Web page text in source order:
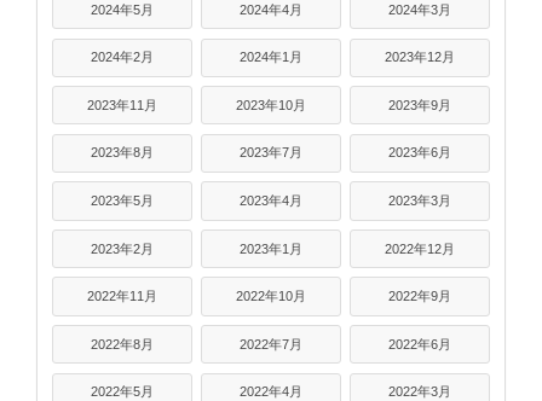
2024年5月 2024年4月 2024年3月
2024年2月 2024年1月 2023年12月
2023年11月 2023年10月 2023年9月
2023年8月 2023年7月 2023年6月
2023年5月 2023年4月 2023年3月
2023年2月 2023年1月 2022年12月
2022年11月 2022年10月 2022年9月
2022年8月 2022年7月 2022年6月
2022年5月 2022年4月 2022年3月